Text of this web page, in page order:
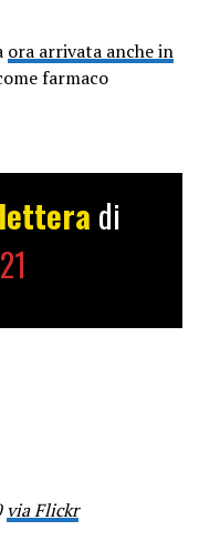
ora arrivata anche in
farmaco
di
21
via Flickr